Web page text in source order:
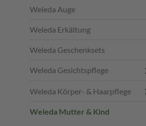
Weleda Auge
Weleda Erkältung
Weleda Geschenksets
Weleda Gesichtspflege
Weleda Körper- & Haarpflege
Weleda Mutter & Kind